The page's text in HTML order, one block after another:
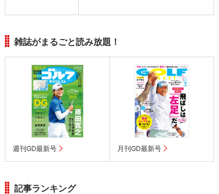
雑誌がまるごと読み放題！
週刊GD最新号 月刊GD最新号
記事ランキング